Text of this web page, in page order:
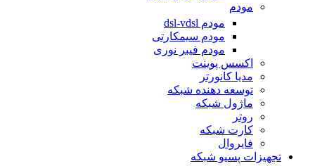
مودم
مودم dsl-vdsl
مودم سیمکارتی
مودم فیبر نوری
اکسس پوینت
مدیا کانورتر
توسعه دهنده شبکه
ماژول شبکه
روتر
کارت شبکه
فایروال
تجهیزات پسیو شبکه